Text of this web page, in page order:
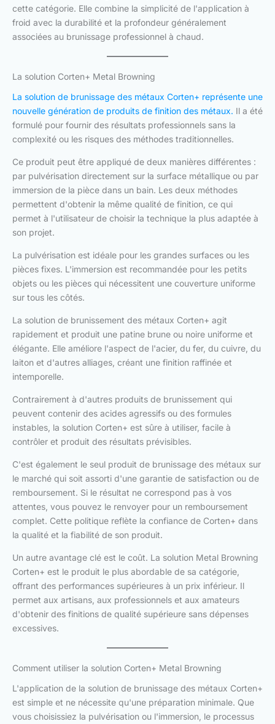
cette catégorie. Elle combine la simplicité de l'application à
froid avec la durabilité et la profondeur généralement
associées au brunissage professionnel à chaud.
La solution Corten+ Metal Browning
La solution de brunissage des métaux Corten+ représente une
nouvelle génération de produits de finition des métaux. Il a été
formulé pour fournir des résultats professionnels sans la
complexité ou les risques des méthodes traditionnelles.
Ce produit peut être appliqué de deux manières différentes :
par pulvérisation directement sur la surface métallique ou par
immersion de la pièce dans un bain. Les deux méthodes
permettent d'obtenir la même qualité de finition, ce qui
permet à l'utilisateur de choisir la technique la plus adaptée à
son projet.
La pulvérisation est idéale pour les grandes surfaces ou les
pièces fixes. L'immersion est recommandée pour les petits
objets ou les pièces qui nécessitent une couverture uniforme
sur tous les côtés.
La solution de brunissement des métaux Corten+ agit
rapidement et produit une patine brune ou noire uniforme et
élégante. Elle améliore l'aspect de l'acier, du fer, du cuivre, du
laiton et d'autres alliages, créant une finition raffinée et
intemporelle.
Contrairement à d'autres produits de brunissement qui
peuvent contenir des acides agressifs ou des formules
instables, la solution Corten+ est sûre à utiliser, facile à
contrôler et produit des résultats prévisibles.
C'est également le seul produit de brunissage des métaux sur
le marché qui soit assorti d'une garantie de satisfaction ou de
remboursement. Si le résultat ne correspond pas à vos
attentes, vous pouvez le renvoyer pour un remboursement
complet. Cette politique reflète la confiance de Corten+ dans
la qualité et la fiabilité de son produit.
Un autre avantage clé est le coût. La solution Metal Browning
Corten+ est le produit le plus abordable de sa catégorie,
offrant des performances supérieures à un prix inférieur. Il
permet aux artisans, aux professionnels et aux amateurs
d'obtenir des finitions de qualité supérieure sans dépenses
excessives.
Comment utiliser la solution Corten+ Metal Browning
L'application de la solution de brunissage des métaux Corten+
est simple et ne nécessite qu'une préparation minimale. Que
vous choisissiez la pulvérisation ou l'immersion, le processus